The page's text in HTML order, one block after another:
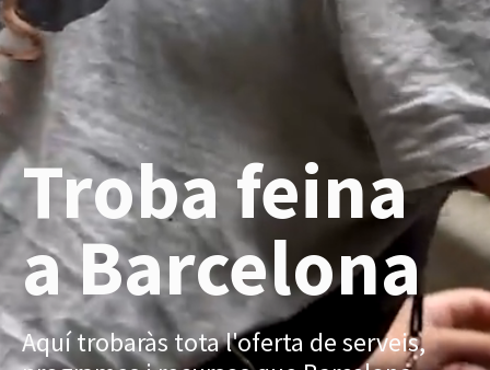
Troba feina
a Barcelona
Aquí trobaràs tota l'oferta de serveis,